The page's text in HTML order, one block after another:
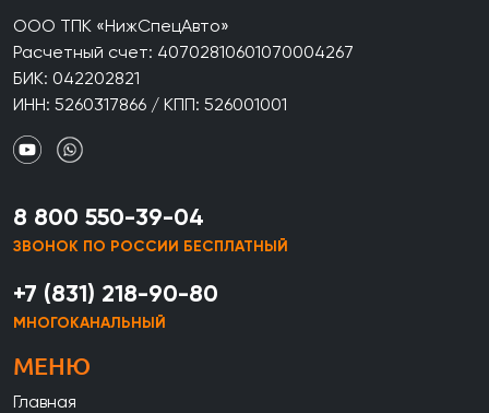
ООО ТПК «НижСпецАвто»
Расчетный счет: 40702810601070004267
БИК: 042202821
ИНН: 5260317866 / КПП: 526001001
8 800 550-39-04
ЗВОНОК ПО РОССИИ БЕСПЛАТНЫЙ
+7 (831) 218-90-80
МНОГОКАНАЛЬНЫЙ
МЕНЮ
Главная